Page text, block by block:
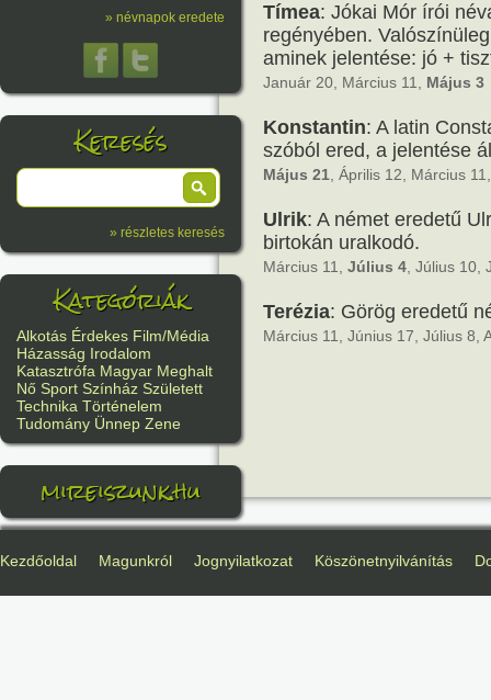
» névnapok eredete
Keresés
» részletes keresés
Kategóriák
Alkotás Érdekes Film/Média
Házasság Irodalom
Katasztrófa Magyar Meghalt
Nő Sport Színház Született
Technika Történelem
Tudomány Ünnep Zene
mireiszunk.hu
Tímea: Jókai Mór írói
regényében.
aminek jelentése: jó +
Január 20, Március 11, Május 3
Konstantin: A latin
szóból ered, a jelentése
Május 21 , Április 12, Március
Ulrik: A német eredetű
birtokán uralkodó.
Március 11, Július 4 , Július 10,
Terézia: Görög eredetű
Március 11, Június 17, Július 8,
Kezdőoldal Magunkról Jognyilatkozat Köszönetnyilvánítás